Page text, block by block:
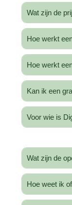
Wat zijn de
Hoe werkt
Hoe werkt
Kan ik een
Voor wie is
Wat zijn de
Hoe weet ik